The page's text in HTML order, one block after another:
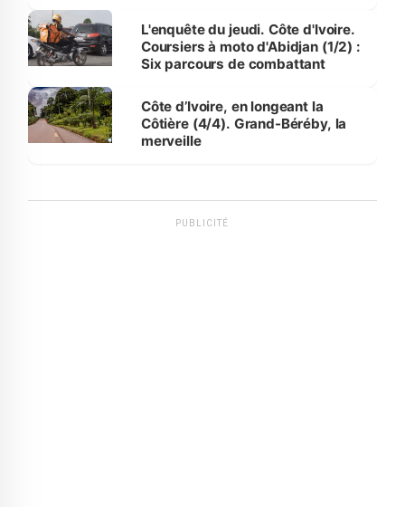
L'enquête du jeudi. Côte d'Ivoire.
Coursiers à moto d'Abidjan (1/2) :
Six parcours de combattant
Côte d’Ivoire, en longeant la
Côtière (4/4). Grand-Béréby, la
merveille
PUBLICITÉ